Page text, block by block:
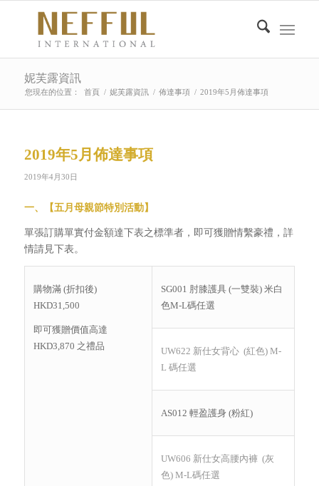
妮芙露資訊
您現在的位置： 首頁 / 妮芙露資訊 / 佈達事項 / 2019年5月佈達事項
2019年5月佈達事項
2019年4月30日
一、 【五月母親節特別活動】
單張訂購單實付金額達下表之標準者，即可獲贈情繫豪禮，詳
情請見下表。
購物滿 (折扣後)
HKD31,500
即可獲贈價值高達
HKD3,870 之禮品
SG001 肘膝護具 (一雙裝) 米白
色M-L碼任選
UW622 新仕女背心 (紅色) M-
L 碼任選
AS012 輕盈護身 (粉紅)
UW606 新仕女高腰內褲 (灰
色) M-L碼任選